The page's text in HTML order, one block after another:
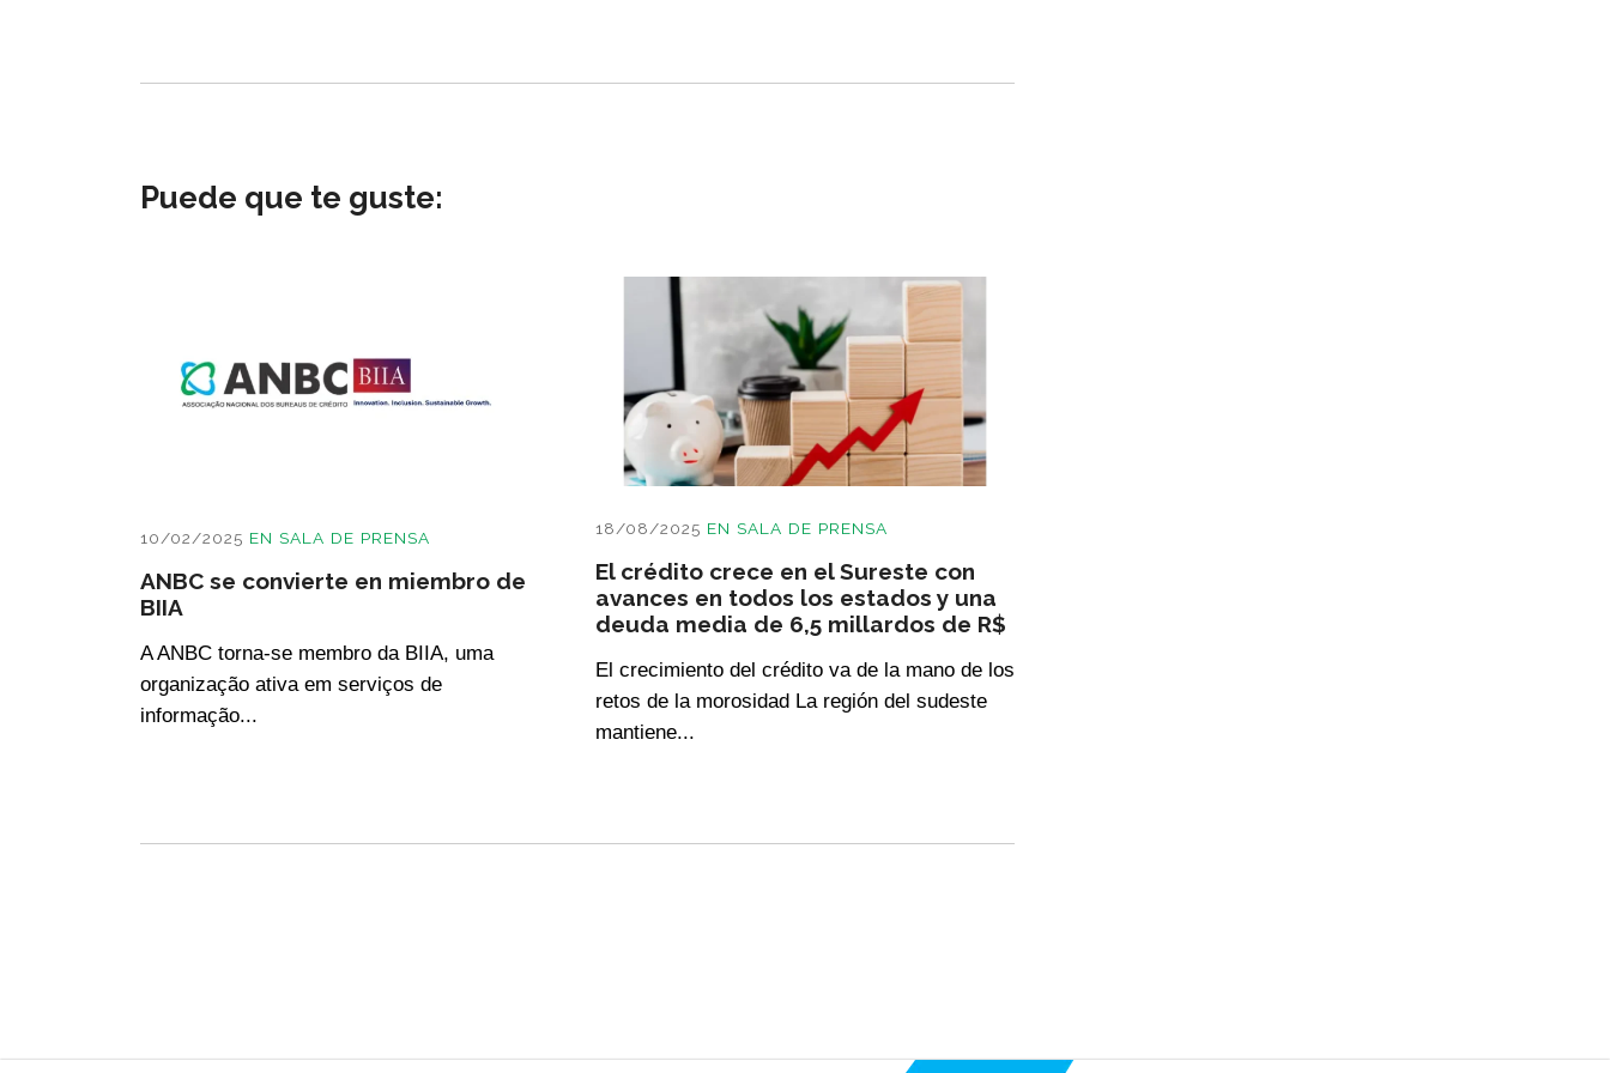
Puede que te guste:
10/02/2025 EN SALA DE PRENSA
ANBC se convierte en miembro de
BIIA
A ANBC torna-se membro da BIIA, uma
organização ativa em serviços de
informação...
18/08/2025 EN SALA DE PRENSA
El crédito crece en el Sureste con
avances en todos los estados y una
deuda media de 6,5 millardos de R$
El crecimiento del crédito va de la mano de los
retos de la morosidad La región del sudeste
mantiene...